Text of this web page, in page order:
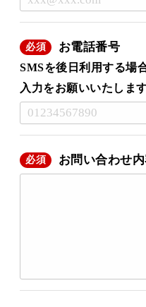
必須 お電話番号
SMSを後日利用する場
入力をお願いいたします
必須 お問い合わせ